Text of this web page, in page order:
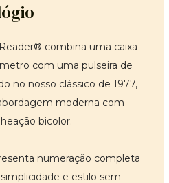
combina uma caixa
com uma pulseira de
no nosso clássico de 1977,
moderna com
bicolor.
numeração completa
e estilo sem